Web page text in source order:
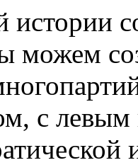
можем
с левым